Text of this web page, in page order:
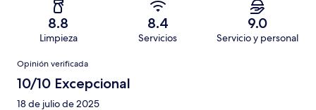
8.8
Limpieza
8.4
Servicios
9.0
Servicio y personal
Opiniones
Opinión verificada
10/10 Excepcional
18 de julio de 2025